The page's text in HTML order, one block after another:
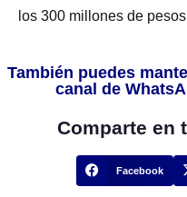
los 300 millones de
También puedes
canal de
Comparte en
Facebook